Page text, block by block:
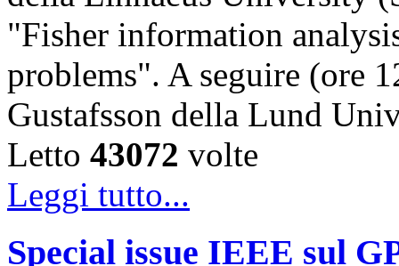
"Fisher information
problems". A seguire (ore
Gustafsson della Lund
Letto 43072 volte
Leggi tutto...
Special issue IEEE sul